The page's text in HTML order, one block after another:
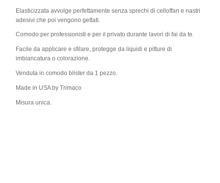
Elasticizzata avvolge perfettamente senza sprechi di celloffan e nastri
adesivi che poi vengono gettati.
Comodo per professionisti e per il privato durante lavori di fai da te.
Facile da applicare e sfilare, protegge da liquidi e pitture di
imbiancatura o colorazione.
Venduta in comodo blister da 1 pezzo.
Made in USA by Trimaco
Misura unica.